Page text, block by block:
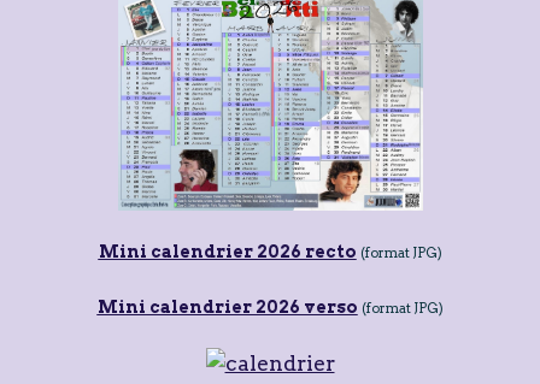
Mini calendrier 2026 recto (format JPG)
Mini calendrier 2026 verso (format JPG)